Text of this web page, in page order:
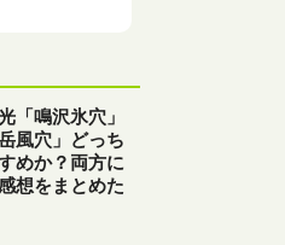
「鳴沢氷穴」
風穴」どっち
めか？両方に
想をまとめた